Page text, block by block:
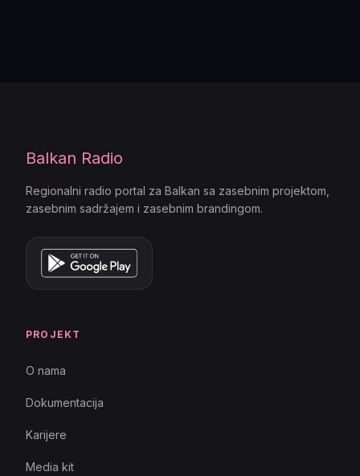
Balkan Radio
Regionalni radio portal za Balkan sa zasebnim projektom,
zasebnim sadržajem i zasebnim brandingom.
PROJEKT
O nama
Dokumentacija
Karijere
Media kit